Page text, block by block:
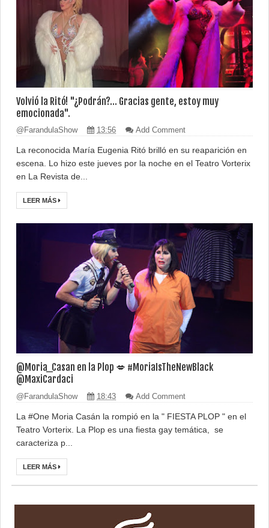
Volvió la Ritó! "¿Podrán?... Gracias gente, estoy muy
emocionada".
@FarandulaShow 13:56 Add Comment
La reconocida María Eugenia Ritó brilló en su reaparición en
escena. Lo hizo este jueves por la noche en el Teatro Vorterix
en La Revista de...
LEER MÁS
@Moria_Casan en la Plop 💋 #MoriaIsTheNewBlack
@MaxiCardaci
@FarandulaShow 18:43 Add Comment
La #One Moria Casán la rompió en la " FIESTA PLOP " en el
Teatro Vorterix. La Plop es una fiesta gay temática, se
caracteriza p...
LEER MÁS